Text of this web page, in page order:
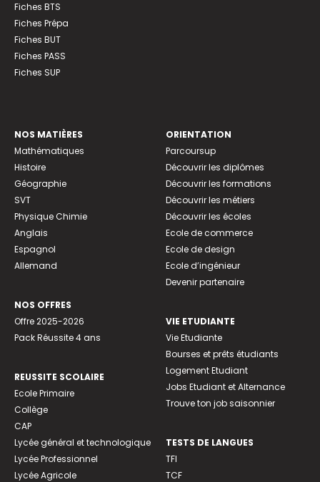
Fiches BTS
Fiches Prépa
Fiches BUT
Fiches PASS
Fiches SUP
NOS MATIÈRES
Mathématiques
Histoire
Géographie
SVT
Physique Chimie
Anglais
Espagnol
Allemand
NOS OFFRES
Offre 2025-2026
Pack Réussite 4 ans
REUSSITE SCOLAIRE
Ecole Primaire
Collège
CAP
Lycée général et technologique
Lycée Professionnel
Lycée Agricole
ORIENTATION
Parcoursup
Découvrir les diplômes
Découvrir les formations
Découvrir les métiers
Découvrir les écoles
Ecole de commerce
Ecole de design
Ecole d’ingénieur
Devenir partenaire
VIE ETUDIANTE
Vie Etudiante
Bourses et prêts étudiants
Logement Etudiant
Jobs Etudiant et Alternance
Trouve ton job saisonnier
TESTS DE LANGUES
TFI
TCF